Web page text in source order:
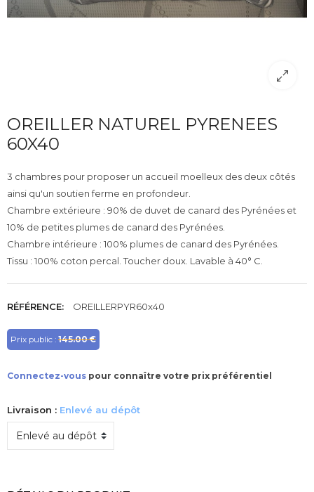
OREILLER NATUREL PYRENEES
60X40
3 chambres pour proposer un accueil moelleux des deux côtés
ainsi qu'un soutien ferme en profondeur.
Chambre extérieure : 90% de duvet de canard des Pyrénées et
10% de petites plumes de canard des Pyrénées.
Chambre intérieure : 100% plumes de canard des Pyrénées.
Tissu : 100% coton percal. Toucher doux. Lavable à 40° C.
RÉFÉRENCE: OREILLERPYR60x40
Prix public : 145.00 €
Connectez-vous pour connaître votre prix préférentiel
Livraison : Enlevé au dépôt